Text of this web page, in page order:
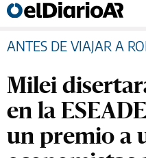
ANTES DE VIAJAR A
Milei
en la
un premio a